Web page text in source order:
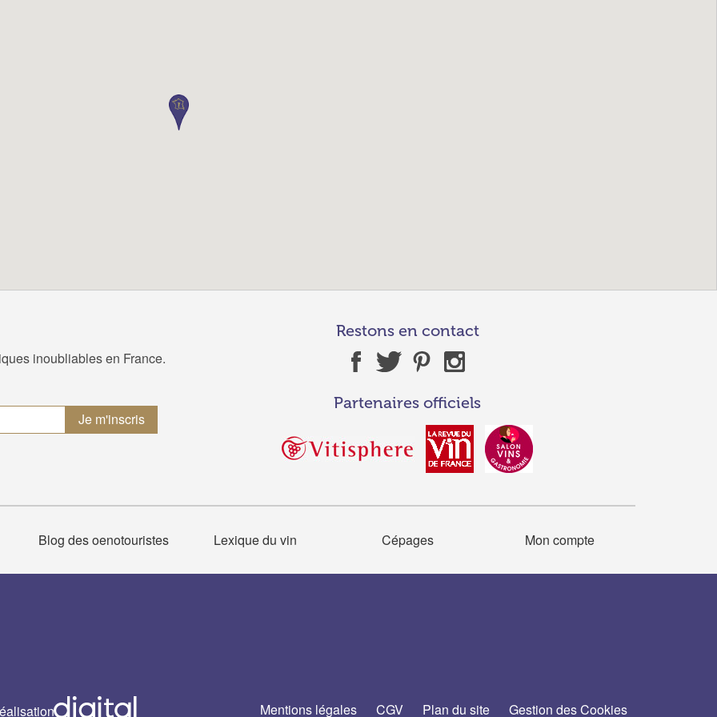
inoubliables en France.
Restons en contact
Partenaires officiels
Blog des oenotouristes Lexique du vin Cépages Mon compte
Mentions légales CGV Plan du site Gestion des Cookies